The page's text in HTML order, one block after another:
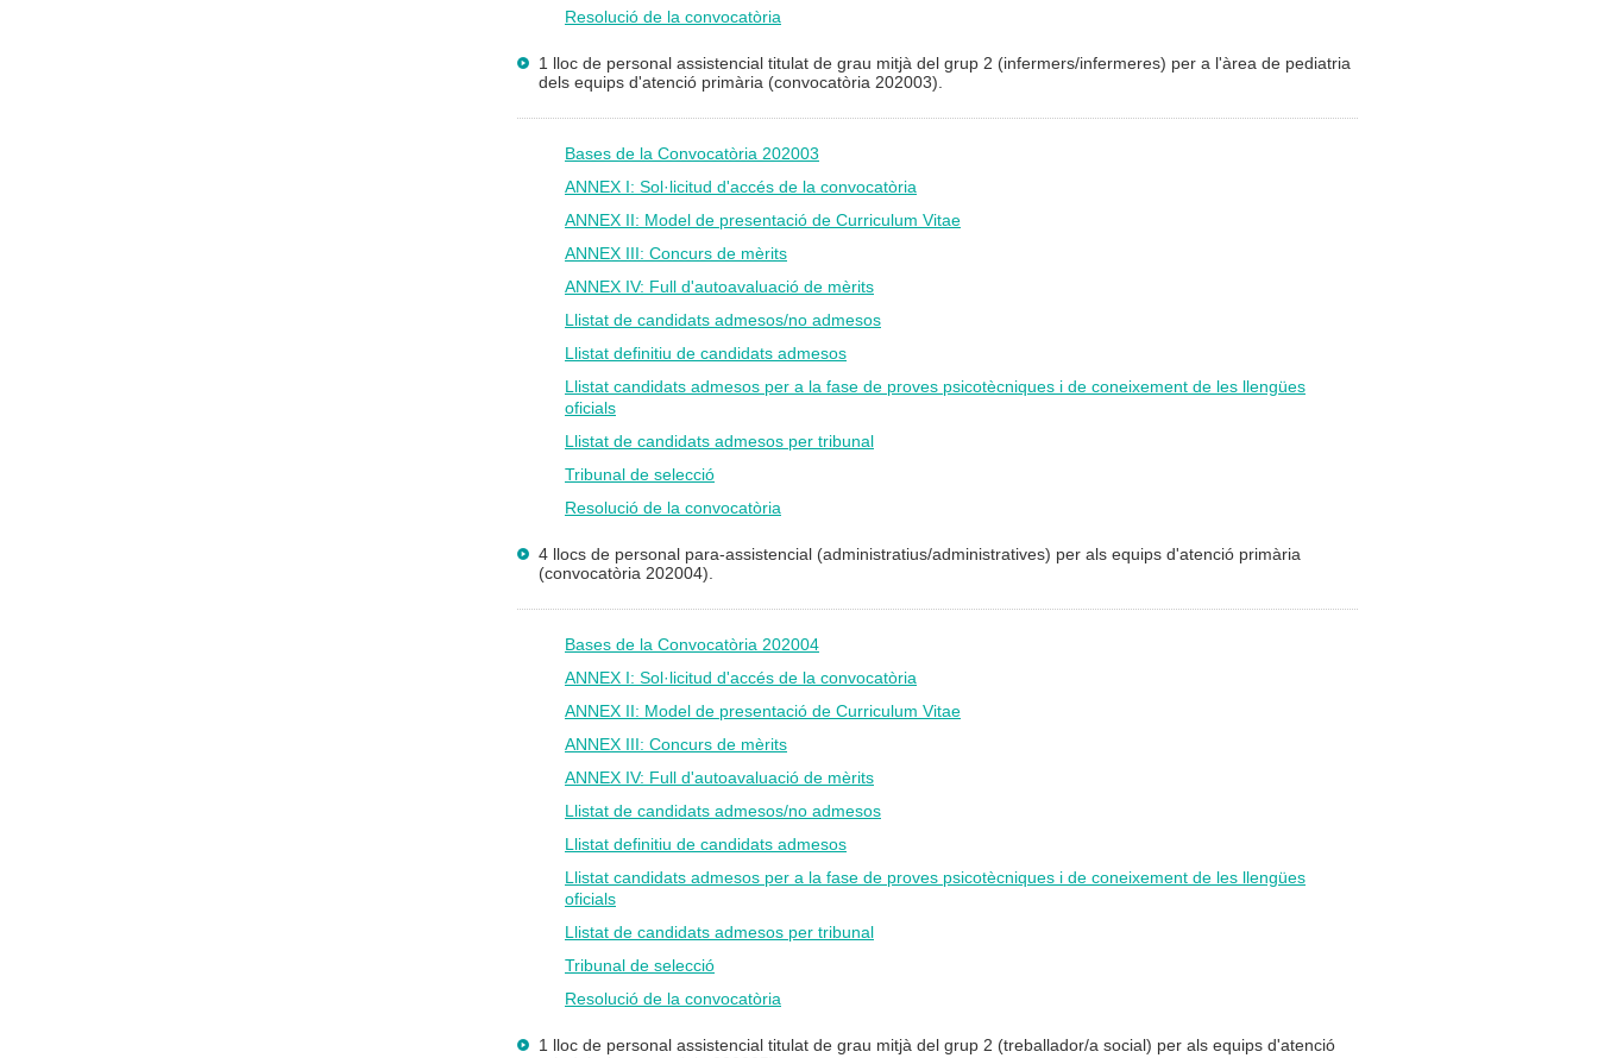
Resolució de la convocatòria
1 lloc de personal assistencial titulat de grau mitjà del grup 2 (infermers/infermeres) per a l'àrea de pediatria
dels equips d'atenció primària (convocatòria 202003).
Bases de la Convocatòria 202003
ANNEX I: Sol·licitud d'accés de la convocatòria
ANNEX II: Model de presentació de Curriculum Vitae
ANNEX III: Concurs de mèrits
ANNEX IV: Full d'autoavaluació de mèrits
Llistat de candidats admesos/no admesos
Llistat definitiu de candidats admesos
Llistat candidats admesos per a la fase de proves psicotècniques i de coneixement de les llengües
oficials
Llistat de candidats admesos per tribunal
Tribunal de selecció
Resolució de la convocatòria
4 llocs de personal para-assistencial (administratius/administratives) per als equips d'atenció primària
(convocatòria 202004).
Bases de la Convocatòria 202004
ANNEX I: Sol·licitud d'accés de la convocatòria
ANNEX II: Model de presentació de Curriculum Vitae
ANNEX III: Concurs de mèrits
ANNEX IV: Full d'autoavaluació de mèrits
Llistat de candidats admesos/no admesos
Llistat definitiu de candidats admesos
Llistat candidats admesos per a la fase de proves psicotècniques i de coneixement de les llengües
oficials
Llistat de candidats admesos per tribunal
Tribunal de selecció
Resolució de la convocatòria
1 lloc de personal assistencial titulat de grau mitjà del grup 2 (treballador/a social) per als equips d'atenció